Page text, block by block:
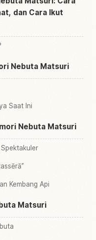
dan Cara Ikut
Nebuta Matsuri
Saat Ini
Nebuta Matsuri
Spektakuler
Kembang Api
Matsuri